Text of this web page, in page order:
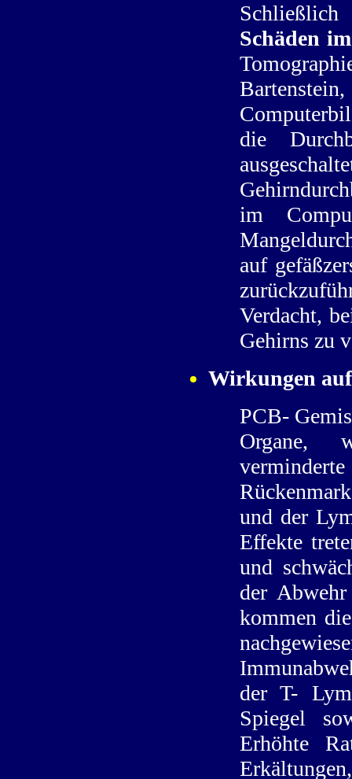
Schäden
die
im
auf
Verdacht,
Gehirns zu
Wirkungen
PCB-
Organe,
und der
Effekte
und
der
kommen
der T-
Spiegel
Erhöhte